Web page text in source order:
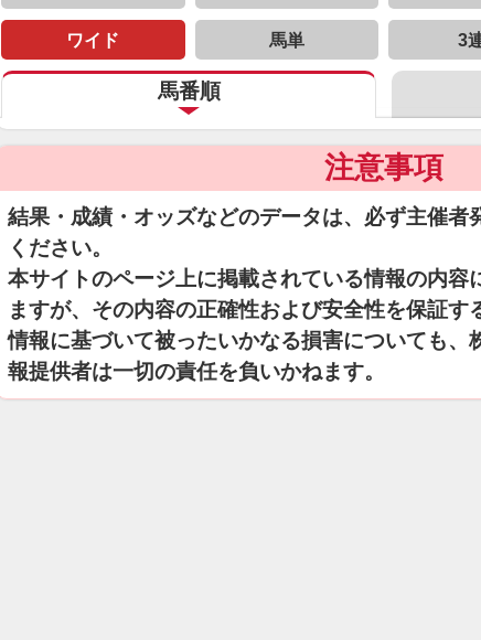
ワイド 馬単 3
馬番順
注意事項
結果・成績・オッズなどのデータは、必ず主催者
ください。
本サイトのページ上に掲載されている情報の内容
ますが、その内容の正確性および安全性を保証す
情報に基づいて被ったいかなる損害についても、
報提供者は一切の責任を負いかねます。